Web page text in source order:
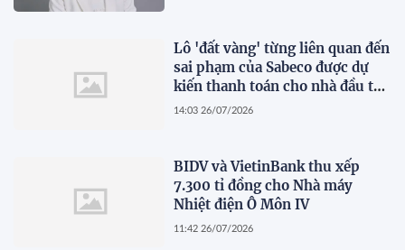
Lô 'đất vàng' từng liên quan đến
sai phạm của Sabeco được dự
kiến thanh toán cho nhà đầu tư
dự án cầu Cần Giờ
14:03 26/07/2026
BIDV và VietinBank thu xếp
7.300 tỉ đồng cho Nhà máy
Nhiệt điện Ô Môn IV
11:42 26/07/2026